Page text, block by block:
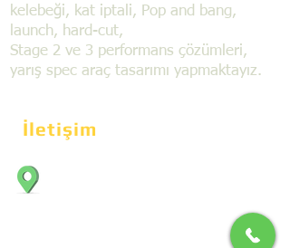
kelebeği, kat iptali, Pop and bang,
launch, hard-cut,
Stage 2 ve 3 performans çözümleri,
yarış spec araç tasarımı yapmaktayız.
İletişim